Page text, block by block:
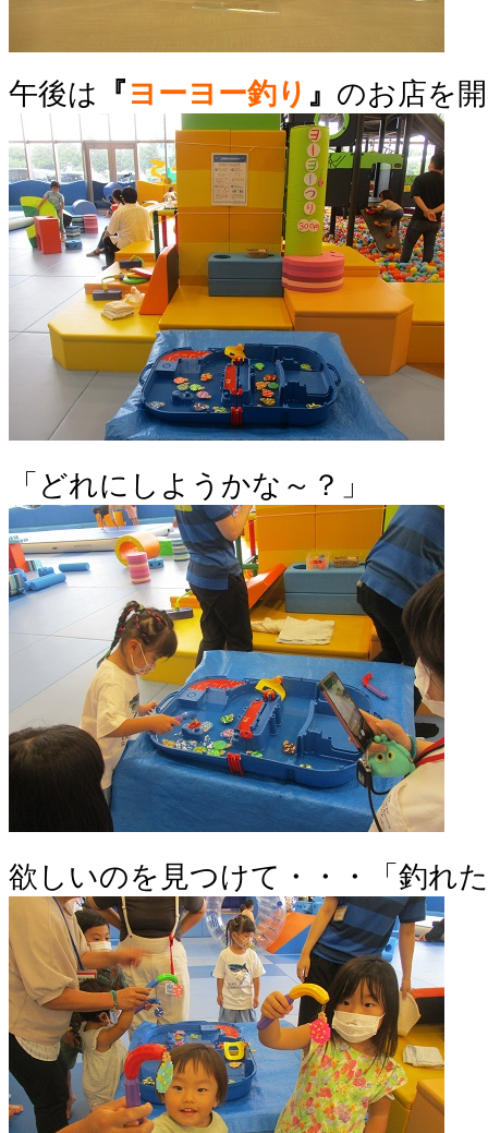
午後は 『 ヨーヨー釣り 』 のお店を
「どれにしようかな～？」
欲しいのを見つけて・・・「釣れ